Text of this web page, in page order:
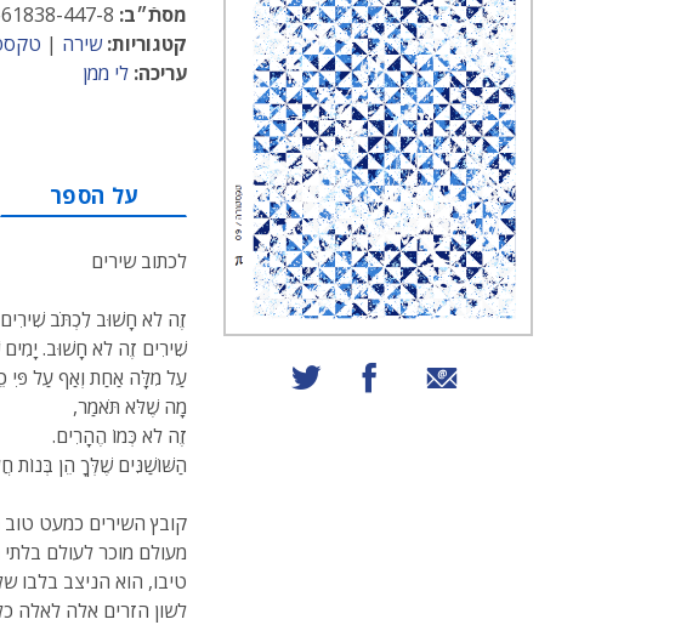
שיתוף באמצעות אימייל
שיתוף בפייסבוקשיתוף בטוויטר
מסתֿ״ב:
קטגוריות: שירה |
עריכה: לי ממן
על הספר
לכתוב שירים
זֶה לֹא חָשׁוּב לִכְתֹּב
שִׁירִים זֶה לֹא חָשׁוּב.
עַל מִלָּה אַחַת וְאַף עַל פִּי
מָה שֶׁלֹּא תֹּאמַר,
זֶה לֹא כְּמוֹ הֶהָרִים.
הַשּׁוֹשַׁנִּים שֶׁלְּךָ הֵן בְּנוֹת
קובץ השירים כמעט
מעולם מוכר לעולם
טיבו, הוא הניצב בלבו
לשון הזרים אלה לאלה